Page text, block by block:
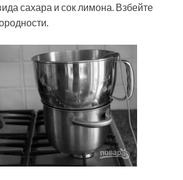
сахара и сок лимона. Взбейте